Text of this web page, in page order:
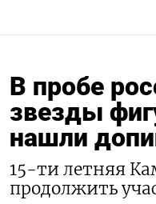
В пробе
звезды
нашли
15-ти летняя
продолжить